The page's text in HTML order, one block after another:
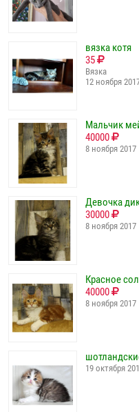
вязка котя
35
Вязка
12 ноября
Мальчик
40000
8 ноября 2017
Девочка
30000
8 ноября 2017
Красное
40000
8 ноября 2017
19 октября